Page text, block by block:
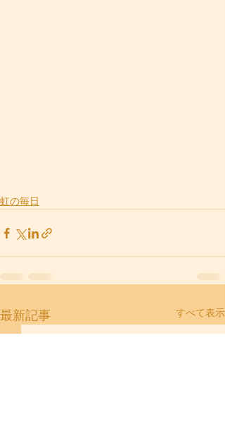
虹の毎日
最新記事 すべて表示